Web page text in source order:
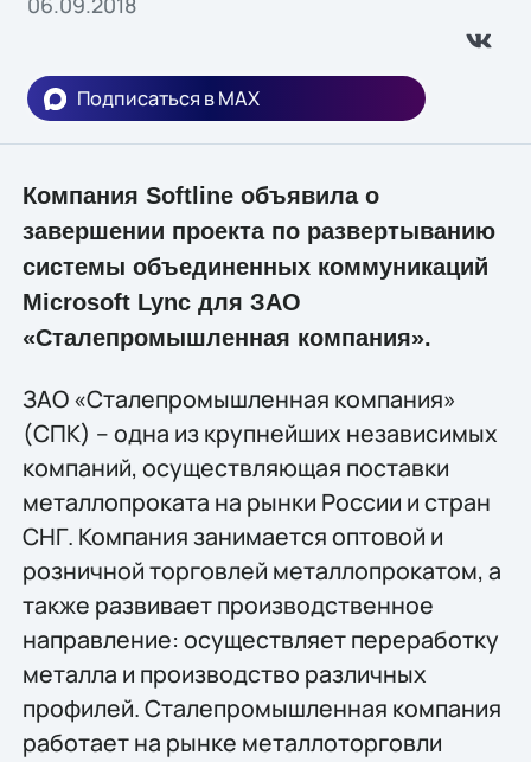
Подписаться в MAX
Компания Softline объявила о
завершении проекта по развертыванию
системы объединенных коммуникаций
Microsoft Lync для ЗАО
«Сталепромышленная компания».
ЗАО «Сталепромышленная компания»
(СПК) – одна из крупнейших независимых
компаний, осуществляющая поставки
металлопроката на рынки России и стран
СНГ. Компания занимается оптовой и
розничной торговлей металлопрокатом, а
также развивает производственное
направление: осуществляет переработку
металла и производство различных
профилей. Сталепромышленная компания
работает на рынке металлоторговли